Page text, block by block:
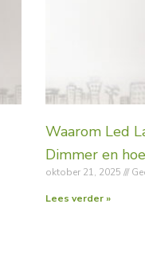
Waarom Led
Dimmer en
oktober 21, 2025
Lees verder »